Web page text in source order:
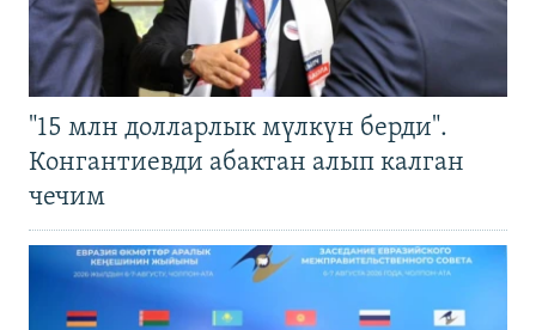
"15 млн долларлык мүлкүн берди".
Конгантиевди абактан алып калган
чечим